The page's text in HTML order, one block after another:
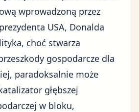
wprowadzoną przez
USA, Donalda
choć stwarza
gospodarcze dla
paradoksalnie może
głębszej
w bloku,